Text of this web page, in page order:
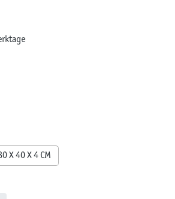
übermittelt.
X 40 X 4 CM